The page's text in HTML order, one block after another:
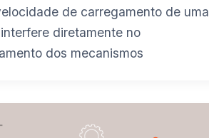
de carregamento de uma
diretamente no
dos mecanismos